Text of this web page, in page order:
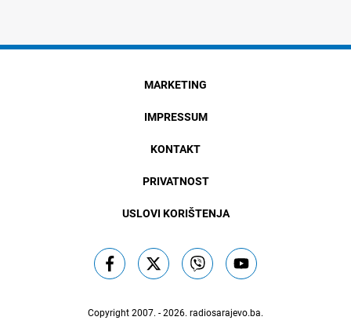
MARKETING
IMPRESSUM
KONTAKT
PRIVATNOST
USLOVI KORIŠTENJA
Copyright 2007. - 2026. radiosarajevo.ba.